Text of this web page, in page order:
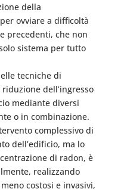
della
ovviare a difficoltà
precedenti, che non
sistema per tutto
tecniche di
dell’ingresso
mediante diversi
o in combinazione.
complessivo di
dell’edificio, ma lo
di radon, è
realizzando
costosi e invasivi,